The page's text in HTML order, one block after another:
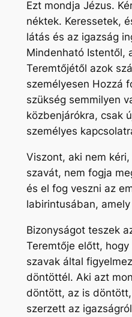
Ezt mondja Jézus.
néktek. Keressetek,
látás és az igazság
Mindenható Istentől,
Teremtőjétől azok
személyesen Hozzá
szükség semmilyen
közbenjárókra, csak
személyes
Viszont, aki nem
szavát, nem fogja
és el fog veszni az
labirintusában,
Bizonyságot teszek
Teremtője előtt,
szavak által
döntöttél. Aki azt
döntött, az is
szerzett az